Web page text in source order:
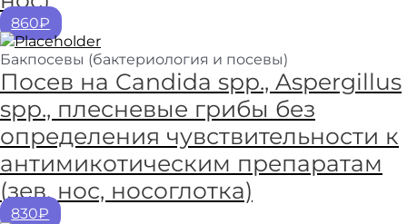
860₽
Бакпосевы (бактериология и посевы)
Посев на Candida spp., Aspergillus
spp., плесневые грибы без
определения чувствительности к
антимикотическим препаратам
(зев, нос, носоглотка)
830₽